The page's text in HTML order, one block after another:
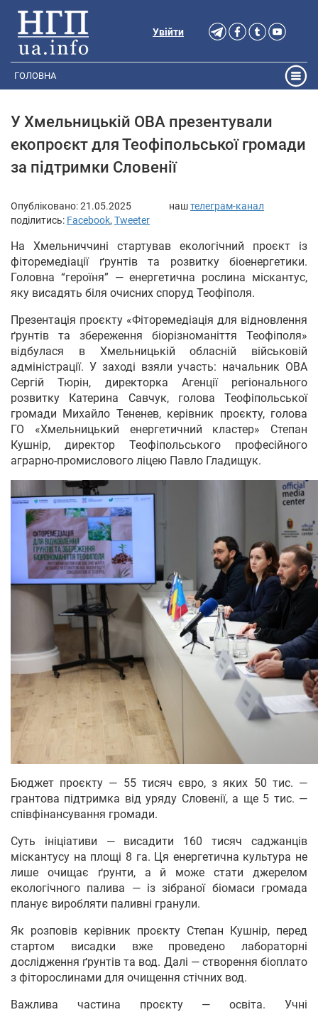
Увійти
ГОЛОВНА
У Хмельницькій ОВА презентували
екопроєкт для Теофіпольської громади
за підтримки Словенії
Опубліковано:21.05.2025 наштелеграм-канал
поділитись: Facebook, Tweeter
На Хмельниччині стартував екологічний проєкт із
фіторемедіації ґрунтів та розвитку біоенергетики.
Головна “героїня” — енергетична рослина міскантус,
яку висадять біля очисних споруд Теофіполя.
Презентація проєкту «Фіторемедіація для відновлення
ґрунтів та збереження біорізноманіття Теофіполя»
відбулася в Хмельницькій обласній військовій
адміністрації. У заході взяли участь: начальник ОВА
Сергій Тюрін, директорка Агенції регіонального
розвитку Катерина Савчук, голова Теофіпольської
громади Михайло Тененев, керівник проєкту, голова
ГО «Хмельницький енергетичний кластер» Степан
Кушнір, директор Теофіпольського професійного
аграрно-промислового ліцею Павло Гладищук.
Бюджет проєкту — 55 тисяч євро, з яких 50 тис. —
грантова підтримка від уряду Словенії, а ще 5 тис. —
співфінансування громади.
Суть ініціативи — висадити 160 тисяч саджанців
міскантусу на площі 8 га. Ця енергетична культура не
лише очищає ґрунти, а й може стати джерелом
екологічного палива — із зібраної біомаси громада
планує виробляти паливні гранули.
Як розповів керівник проєкту Степан Кушнір, перед
стартом висадки вже проведено лабораторні
дослідження ґрунтів та вод. Далі — створення біоплато
з фіторослинами для очищення стічних вод.
Важлива частина проєкту — освіта. Учні